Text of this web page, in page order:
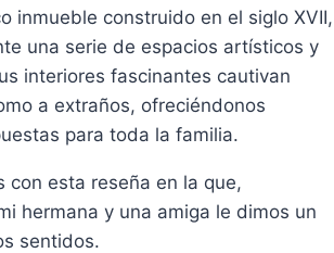
inmueble construido en el siglo XVII,
una serie de espacios artísticos y
interiores fascinantes cautivan
a extraños, ofreciéndonos
para toda la familia.
con esta reseña en la que,
hermana y una amiga le dimos un
sentidos.